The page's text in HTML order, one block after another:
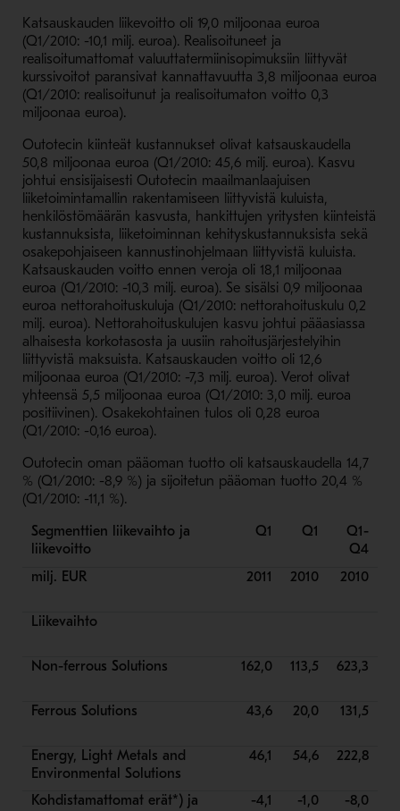
Katsauskauden liikevoitto oli 19,0 miljoonaa euroa
(Q1/2010: -10,1 milj. euroa). Realisoituneet ja
realisoitumattomat valuuttatermiinisopimuksiin liittyvät
kurssivoitot paransivat kannattavuutta 3,8 miljoonaa euroa
(Q1/2010: realisoitunut ja realisoitumaton voitto 0,3
miljoonaa euroa).
Outotecin kiinteät kustannukset olivat katsauskaudella
50,8 miljoonaa euroa (Q1/2010: 45,6 milj. euroa). Kasvu
johtui ensisijaisesti Outotecin maailmanlaajuisen
liiketoimintamallin rakentamiseen liittyvistä kuluista,
henkilöstömäärän kasvusta, hankittujen yritysten kiinteistä
kustannuksista, liiketoiminnan kehityskustannuksista sekä
osakepohjaiseen kannustinohjelmaan liittyvistä kuluista.
Katsauskauden voitto ennen veroja oli 18,1 miljoonaa
euroa (Q1/2010: -10,3 milj. euroa). Se sisälsi 0,9 miljoonaa
euroa nettorahoituskuluja (Q1/2010: nettorahoituskulu 0,2
milj. euroa). Nettorahoituskulujen kasvu johtui pääasiassa
alhaisesta korkotasosta ja uusiin rahoitusjärjestelyihin
liittyvistä maksuista. Katsauskauden voitto oli 12,6
miljoonaa euroa (Q1/2010: -7,3 milj. euroa). Verot olivat
yhteensä 5,5 miljoonaa euroa (Q1/2010: 3,0 milj. euroa
positiivinen). Osakekohtainen tulos oli 0,28 euroa
(Q1/2010: -0,16 euroa).
Outotecin oman pääoman tuotto oli katsauskaudella 14,7
% (Q1/2010: -8,9 %) ja sijoitetun pääoman tuotto 20,4 %
(Q1/2010: -11,1 %).
Segmenttien liikevaihto ja
liikevoitto
Q1 Q1
Q1-
Q4
milj. EUR
2011 2010 2010
Liikevaihto
Non-ferrous Solutions 162,0 113,5 623,3
Ferrous Solutions 43,6 20,0 131,5
Energy, Light Metals and
Environmental Solutions
46,1 54,6 222,8
Kohdistamattomat erät*) ja
-4,1 -1,0 -8,0